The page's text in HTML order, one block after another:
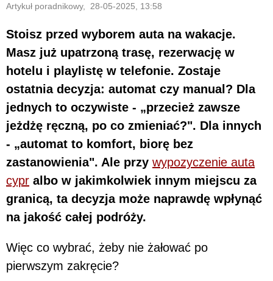
Artykuł poradnikowy, 28-05-2025, 13:58
Stoisz przed wyborem auta na wakacje.
Masz już upatrzoną trasę, rezerwację w
hotelu i playlistę w telefonie. Zostaje
ostatnia decyzja: automat czy manual? Dla
jednych to oczywiste - „przecież zawsze
jeżdżę ręczną, po co zmieniać?". Dla innych
- „automat to komfort, biorę bez
zastanowienia". Ale przy wypozyczenie auta
сypr albo w jakimkolwiek innym miejscu za
granicą, ta decyzja może naprawdę wpłynąć
na jakość całej podróży.
Więc co wybrać, żeby nie żałować po
pierwszym zakręcie?